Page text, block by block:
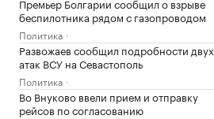
Премьер Болгарии сообщил о взрыве
беспилотника рядом с газопроводом
Политика
Развожаев сообщил подробности двух
атак ВСУ на Севастополь
Политика
Во Внуково ввели прием и отправку
рейсов по согласованию